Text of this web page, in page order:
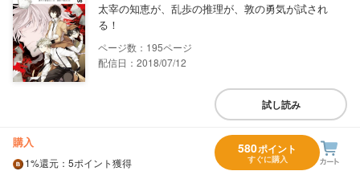
太宰の知恵が、乱歩の推理が、敦の勇気が試され
る！
195
配信日：2018/07/12
試し読み
購入
1%還元 ：5ポイント獲得
580ポイント
すぐに購入